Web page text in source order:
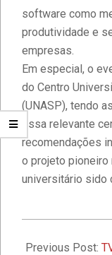
software como
produtividade e
empresas.
Em especial, o
do Centro
(UNASP), tendo
essa relevante
recomendações
o projeto pioneiro
universitário sido
05-
Previous Post: